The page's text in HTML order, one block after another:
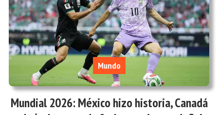
Mundial 2026: México hizo historia, Canadá
Mundo